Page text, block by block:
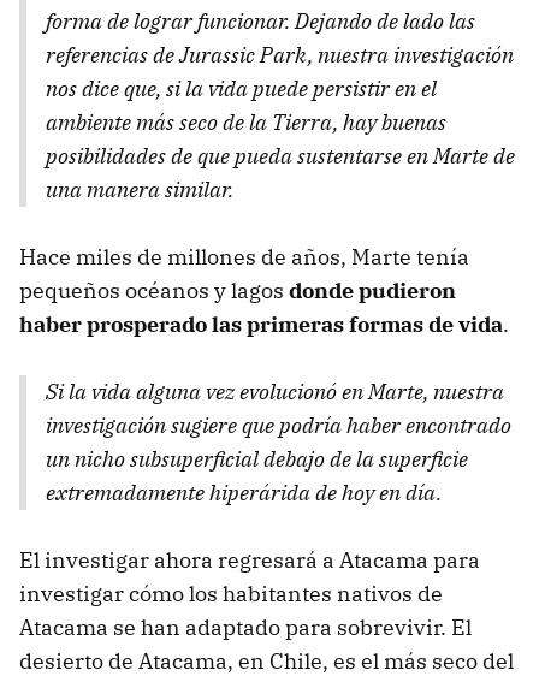
forma de lograr funcionar. Dejando de lado las
referencias de Jurassic Park, nuestra investigación
nos dice que, si la vida puede persistir en el
ambiente más seco de la Tierra, hay buenas
posibilidades de que pueda sustentarse en Marte de
una manera similar.
Hace miles de millones de años, Marte tenía
pequeños océanos y lagos donde pudieron
haber prosperado las primeras formas de vida.
Si la vida alguna vez evolucionó en Marte, nuestra
investigación sugiere que podría haber encontrado
un nicho subsuperficial debajo de la superficie
extremadamente hiperárida de hoy en día.
El investigar ahora regresará a Atacama para
investigar cómo los habitantes nativos de
Atacama se han adaptado para sobrevivir. El
desierto de Atacama, en Chile, es el más seco del